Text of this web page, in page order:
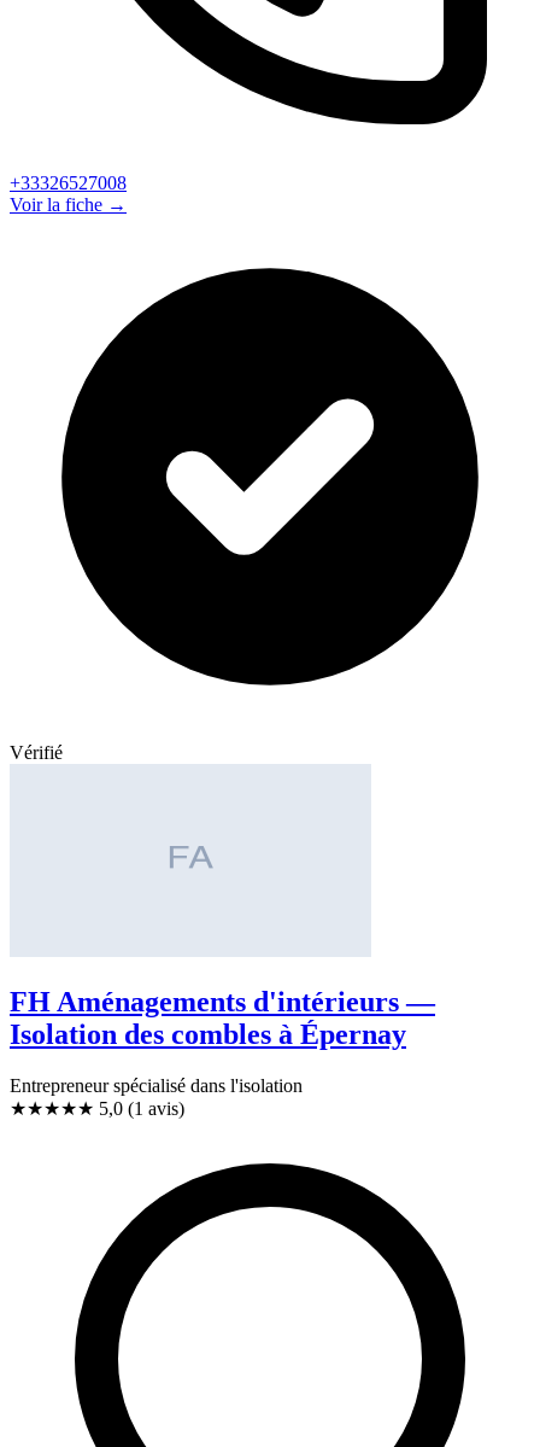
+33326527008
Voir la fiche →
Vérifié
FH Aménagements d'intérieurs —
Isolation des combles à Épernay
Entrepreneur spécialisé dans l'isolation
★★★★★ 5,0 (1 avis)